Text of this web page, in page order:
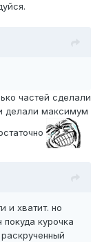
частей сделали
делали максимум
и хватит. но
курочка